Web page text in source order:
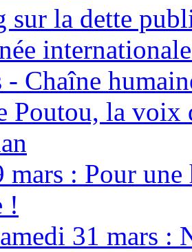
sur la dette
- Chaîne
Poutou, la voix
mars : Pour
!
31 mars :